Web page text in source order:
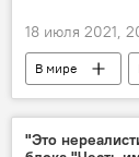
18 июля 2021,
В мире
"Это